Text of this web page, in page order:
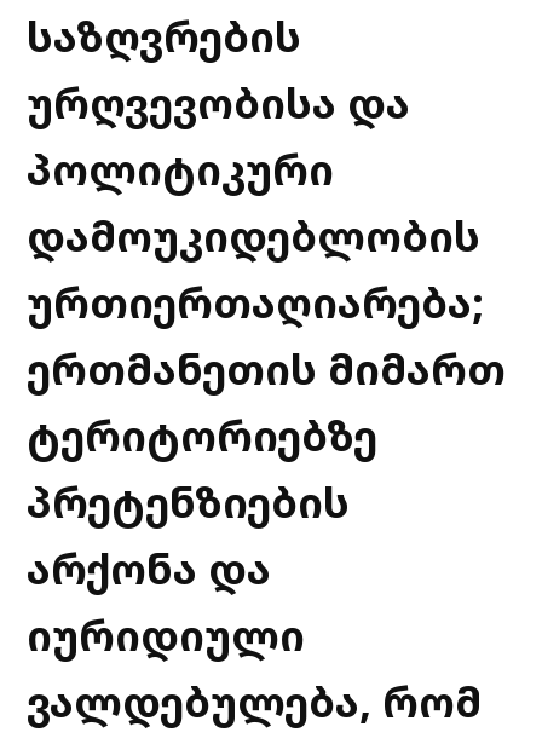
საზღვრების
ურღვევობისა და
პოლიტიკური
დამოუკიდებლობის
ურთიერთაღიარება;
ერთმანეთის მიმართ
ტერიტორიებზე
პრეტენზიების
არქონა და
იურიდიული
ვალდებულება, რომ